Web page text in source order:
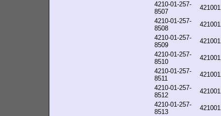
4210-01-257-
8507
4210-01-257-
8508
4210-01-257-
8509
4210-01-257-
8510
4210-01-257-
8511
4210-01-257-
8512
4210-01-257-
8513